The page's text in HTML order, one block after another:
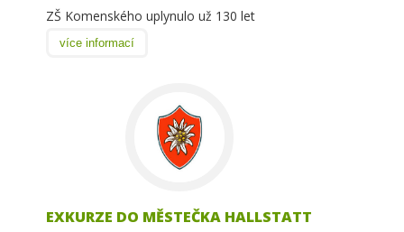
ZŠ Komenského uplynulo už 130 let
více informací
EXKURZE DO MĚSTEČKA HALLSTATT